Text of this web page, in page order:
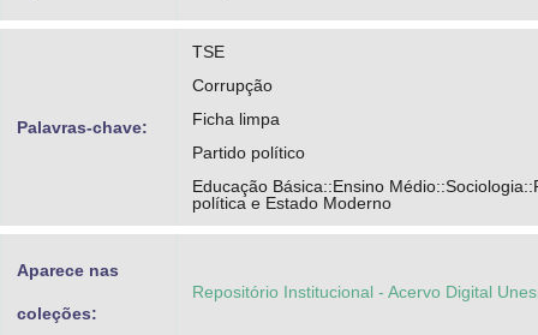
Palavras-chave:
TSE
Corrupção
Ficha limpa
Partido político
Educação Básica::Ensino
política e Estado Moderno
Aparece nas
coleções:
Repositório Institucional - Acervo Digital